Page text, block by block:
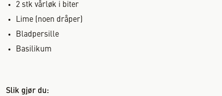
2 stk vårløk i biter
Lime (noen dråper)
Bladpersille
Basilikum
Slik gjør du: